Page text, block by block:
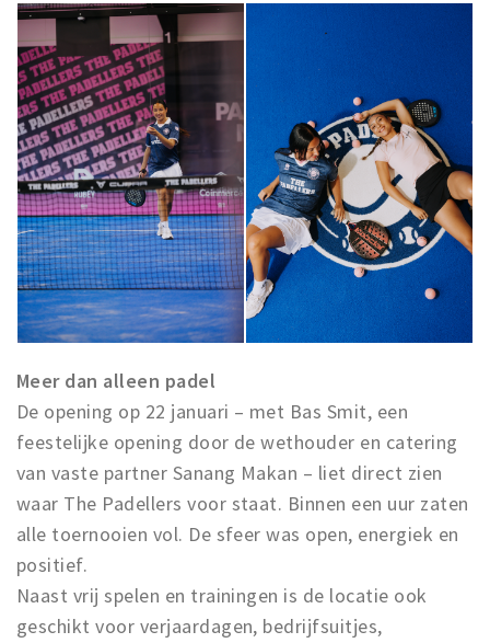
Meer dan alleen padel
De opening op 22 januari – met Bas Smit, een
feestelijke opening door de wethouder en catering
van vaste partner Sanang Makan – liet direct zien
waar The Padellers voor staat. Binnen een uur zaten
alle toernooien vol. De sfeer was open, energiek en
positief.
Naast vrij spelen en trainingen is de locatie ook
geschikt voor verjaardagen, bedrijfsuitjes,